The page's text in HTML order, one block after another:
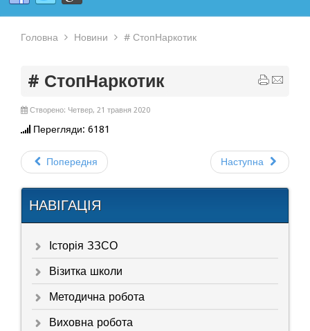
Головна Новини # СтопНаркотик
# СтопНаркотик
Створено: Четвер, 21 травня 2020
Перегляди: 6181
Попередня Наступна
НАВІГАЦІЯ
Історія ЗЗСО
Візитка школи
Методична робота
Виховна робота